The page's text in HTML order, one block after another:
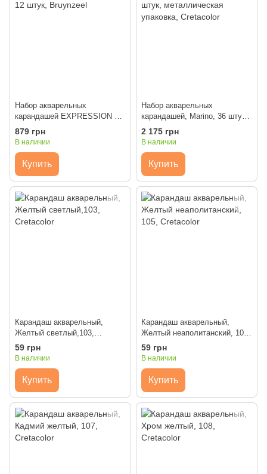
Набор акварельных
карандашей EXPRESSION 12
штук, Bruynzeel
879 грн
В наличии
Купить
Набор акварельных
карандашей, Marino, 36 штук,
металлическая упаковка,
Cretacolor
2 175 грн
В наличии
Купить
Карандаш акварельный,
Желтый светлый,103,
Cretacolor
59 грн
В наличии
Купить
Карандаш акварельный,
Желтый неаполитанский, 105,
Cretacolor
59 грн
В наличии
Купить